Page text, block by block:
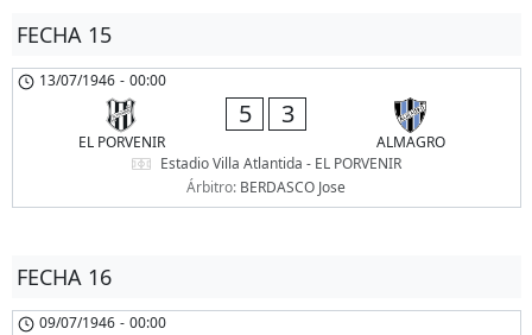
FECHA 15
13/07/1946 - 00:00
EL PORVENIR
5 3
ALMAGRO
Estadio Villa Atlantida - EL PORVENIR
Árbitro: BERDASCO Jose
FECHA 16
09/07/1946 - 00:00